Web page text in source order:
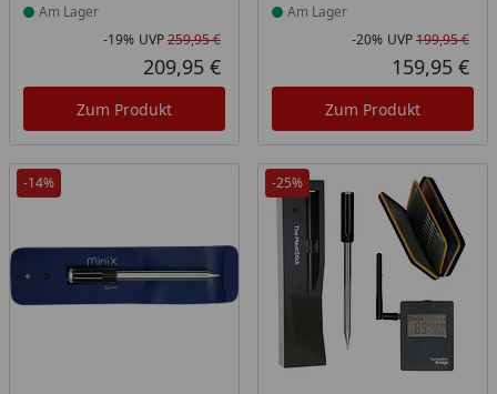
Am Lager
Rabatt in Prozent
-19%
Ursprünglicher Preis
UVP259,95 €
Aktueller Preis
209,95 €
Zum Produkt
Am Lager
-20% UVP199,95 €
159,95 €
Zum Produkt
-14% -25%